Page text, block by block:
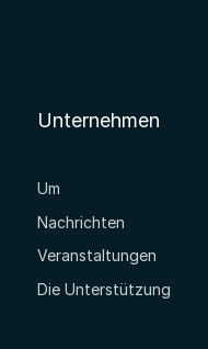
Unternehmen
Um
Nachrichten
Veranstaltungen
Die Unterstützung